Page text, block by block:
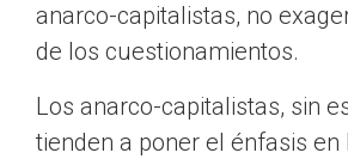
anarco-capitalistas, no
de los cuestionamientos.
Los anarco-capitalistas, sin
tienden a poner el énfasis en